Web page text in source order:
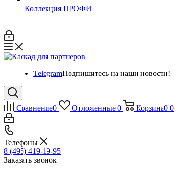
Коллекция ПРОФИ
TelegramПодпишитесь на наши новости!
Сравнение0 Отложенные 0 Корзина0 0
Телефоны
8 (495) 419-19-95
Заказать звонок